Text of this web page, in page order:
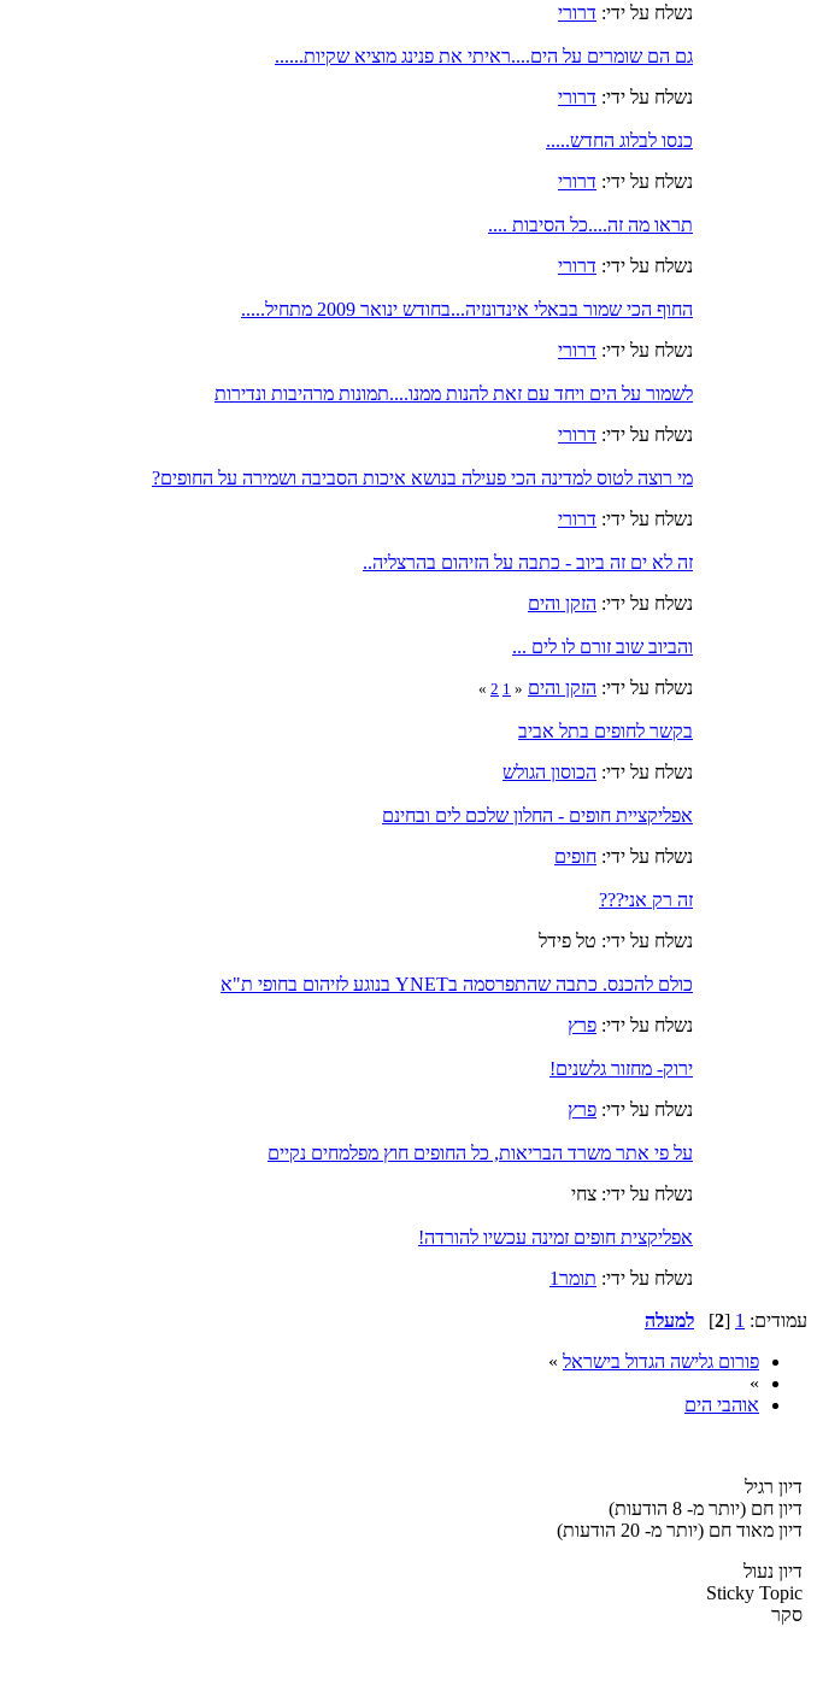
נשלח על ידי: דרורי
גם הם שומרים על הים....ראיתי את פנינג מוציא שקיות......
נשלח על ידי: דרורי
כנסו לבלוג החדש.....
נשלח על ידי: דרורי
תראו מה זה....כל הסיבות ....
נשלח על ידי: דרורי
החוף הכי שמור בבאלי אינדונזיה...בחודש ינואר 2009 מתחיל.....
נשלח על ידי: דרורי
לשמור על הים ויחד עם זאת להנות ממנו....תמונות מרהיבות ונדירות
נשלח על ידי: דרורי
מי רוצה לטוס למדינה הכי פעילה בנושא איכות הסביבה ושמירה על החופים?
נשלח על ידי: דרורי
זה לא ים זה ביוב - כתבה על הזיהום בהרצליה..
נשלח על ידי: הזקן והים
והביוב שוב זורם לו לים ...
נשלח על ידי: הזקן והים «
1
2
»
בקשר לחופים בתל אביב
נשלח על ידי: הכוסון הגולש
אפליקציית חופים - החלון שלכם לים ובחינם
נשלח על ידי: חופים
זה רק אני???
נשלח על ידי: טל פידל
כולם להכנס. כתבה שהתפרסמה בYNET בנוגע לזיהום בחופי ת"א
נשלח על ידי: פרץ
ירוק- מחזור גלשנים!
נשלח על ידי: פרץ
על פי אתר משרד הבריאות, כל החופים חוץ מפלמחים נקיים
נשלח על ידי: צחי
אפליקצית חופים זמינה עכשיו להורדה!
נשלח על ידי: תומר1
עמודים: 1
[
2
] למעלה
פורום גלישה הגדול בישראל »
»
אוהבי הים
דיון רגיל
דיון חם (יותר מ- 8 הודעות)
דיון מאוד חם (יותר מ- 20 הודעות)
דיון נעול
סקר